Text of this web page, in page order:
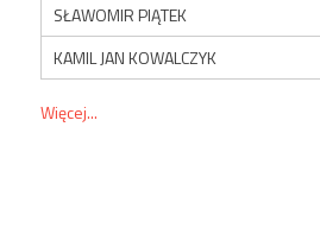
SŁAWOMIR PIĄTEK
KAMIL JAN KOWALCZYK
Więcej...